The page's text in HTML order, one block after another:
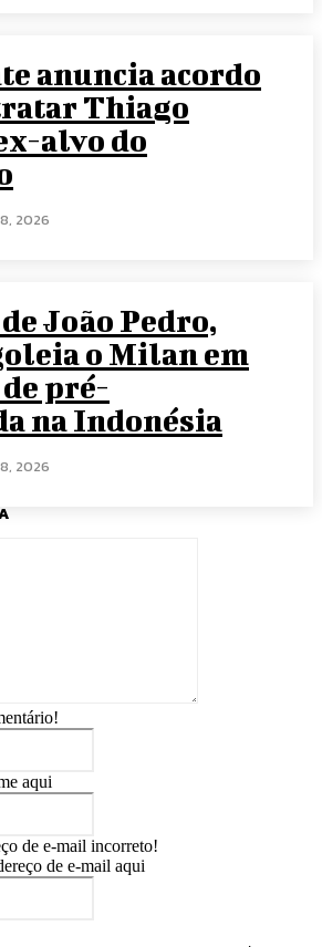
anuncia acordo
Thiago
alvo do
2026
João Pedro,
o Milan em
pré-
na Indonésia
2026
aqui
de e-mail incorreto!
de e-mail aqui